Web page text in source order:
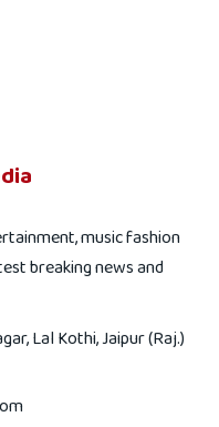
music fashion
breaking news and
Lal Kothi, Jaipur (Raj.)